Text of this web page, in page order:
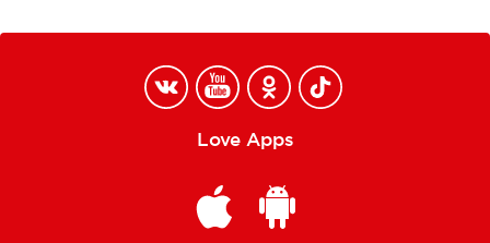
Love Apps